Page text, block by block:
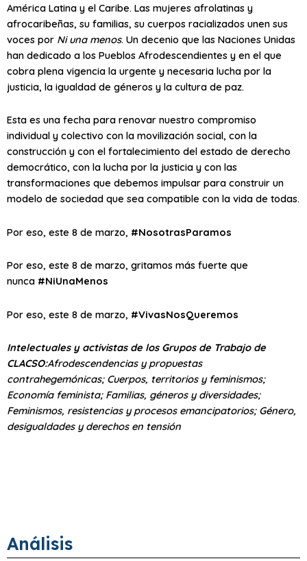
América Latina y el Caribe. Las mujeres afrolatinas y
afrocaribeñas, su familias, su cuerpos racializados unen sus
voces por Ni una menos. Un decenio que las Naciones Unidas
han dedicado a los Pueblos Afrodescendientes y en el que
cobra plena vigencia la urgente y necesaria lucha por la
justicia, la igualdad de géneros y la cultura de paz.
Esta es una fecha para renovar nuestro compromiso
individual y colectivo con la movilización social, con la
construcción y con el fortalecimiento del estado de derecho
democrático, con la lucha por la justicia y con las
transformaciones que debemos impulsar para construir un
modelo de sociedad que sea compatible con la vida de todas.
Por eso, este 8 de marzo, #NosotrasParamos
Por eso, este 8 de marzo, gritamos más fuerte que
nunca #NiUnaMenos
Por eso, este 8 de marzo, #VivasNosQueremos
Intelectuales y activistas de los Grupos de Trabajo de
CLACSO:Afrodescendencias y propuestas
contrahegemónicas; Cuerpos, territorios y feminismos;
Economía feminista; Familias, géneros y diversidades;
Feminismos, resistencias y procesos emancipatorios; Género,
desigualdades y derechos en tensión
Análisis